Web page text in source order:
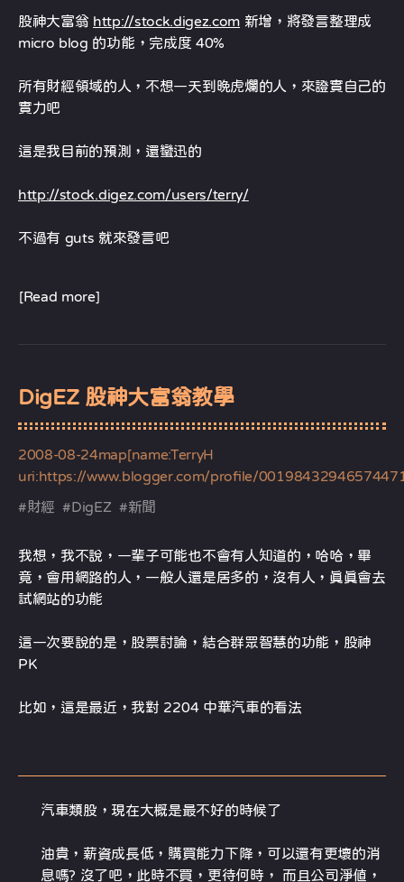
股神大富翁 http://stock.digez.com 新增，將發言整理成
micro blog 的功能，完成度 40%
所有財經領域的人，不想一天到晚虎爛的人，來證實自己的
實力吧
這是我目前的預測，還蠻迅的
http://stock.digez.com/users/terry/
不過有 guts 就來發言吧
[Read more]
DigEZ 股神大富翁教學
2008-08-24map[name:TerryH
uri:https://www.blogger.com/profile/
#財經 #DigEZ #新聞
我想，我不說，一輩子可能也不會有人知道的，哈哈，畢
竟，會用網路的人，一般人還是居多的，沒有人，真真會去
試網站的功能
這一次要說的是，股票討論，結合群眾智慧的功能，股神
PK
比如，這是最近，我對 2204 中華汽車的看法
汽車類股，現在大概是最不好的時候了
油貴，薪資成長低，購買能力下降，可以還有更壞的消
息嗎? 沒了吧，此時不買，更待何時， 而且公司淨值，